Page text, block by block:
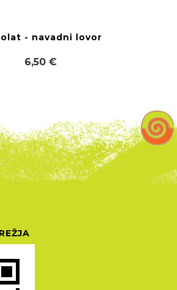
- navadni lovor
6,50 €